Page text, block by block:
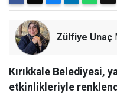
Zülfiye Unaç
Kırıkkale Belediyesi,
etkinlikleriyle